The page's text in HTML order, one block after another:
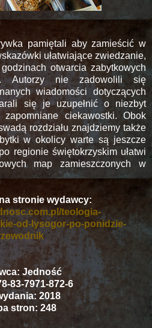
pamiętali aby zamieścić w
ułatwiające zwiedzanie,
otwarcia zabytkowych
Autorzy nie zadowolili się
wiadomości dotyczących
się je uzupełnić o niezbyt
ciekawostki. Obok
rozdziału znajdziemy także
w okolicy warte są jeszcze
regionie świętokrzyskim ułatwi
map zamieszczonych w
stronie wydawcy:
teologia-
od-lysogor-po-ponidzie-
Jedność
83-7971-872-6
2018
stron: 248